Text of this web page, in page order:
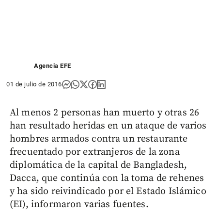
Agencia EFE
01 de julio de 2016
Al menos 2 personas han muerto y otras 26
han resultado heridas en un ataque de varios
hombres armados contra un restaurante
frecuentado por extranjeros de la zona
diplomática de la capital de Bangladesh,
Dacca, que continúa con la toma de rehenes
y ha sido reivindicado por el Estado Islámico
(EI), informaron varias fuentes.